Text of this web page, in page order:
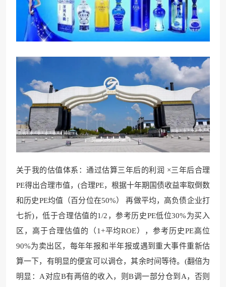
关于我的估值体系：通过估算三年后的利润 ×三年后合理
PE得出合理市值，(合理PE，根据十年期国债收益率取倒数
和历史PE均值（百分位在50%） 再做平均，高负债企业打
七折)，低于合理估值的1/2，参考历史PE低位30%为买入
区，高于合理估值的（1+平均ROE），参考历史PE高位
90%为卖出区，每年年报和半年报或遇到重大事件重新估
算一下，有明显的便宜可以调仓，其余时间等待。(翻倍为
明显：A对应B有两倍的收入，则B调一部分仓到A，否则